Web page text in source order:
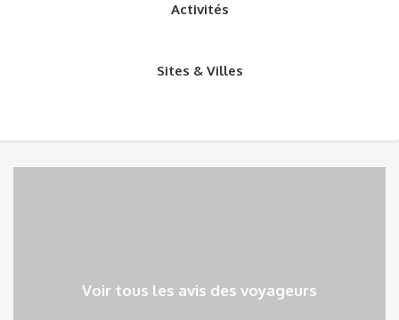
Activités
Sites & Villes
Voir tous les avis des voyageurs